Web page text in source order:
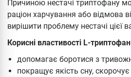
Причиною нестачі триптофану
раціон харчування або відмова
вирішити проблему нестачі цієї
Корисні властивості L-
допомагає боротися з
покращує якість сну,